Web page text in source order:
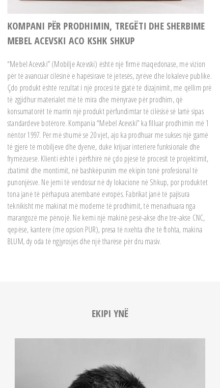
KOMPANI PËR PRODHIMIN, TREGËTI DHE SHERBIME
MEBEL ACEVSKI ACO KSHK SHKUP
“Mebel Acevski” (Mobilje Acevski) është një firmë maqedonase, me vizion
për të avancuar cilësinë e hapësirave të jetesës, zyrëve dhe lokaleve publike.
Çdo produkt është rezultat i një procesi të gjatë të dizajnimit, me qëllim prë
të zgjidhur materialet më të mira dhe mënyrave për prodhim, që
konsumatorët të marrin një produkt përfundimtar të cilësisë së lartë sipas
standardeve botërore. Kompania “Mebel Acevski” ka filluar prodhimin më 1
nëntor 1997. Për më shumë se 20 vjet, ajo ka prodhuar me sukses një gamë
të gjerë të mobiljeve dhe dyerve, duke krijuar interiere funksionale dhe
frymëzuese. Klienti është i përfshirë në çdo pjesë të procesit të projektimit,
zbatimit dhe montimit, në bashkëpunim me ekipin tonë profesional të
punonjësve. Ne jemi të vendosur në dy lokacione në Shkup, por produktet
tona janë të përhapura anembanë evropës. Fabrikat janë të pajisura
teknikisht me makinat më moderne të prodhimit, të menaxhuara nga
marangozë me përvojë. Ne kemi një makinë pesë-akse dhe tre-akse CNC,
qepëse, kantere (me opsion PUR), presa të nxehta dhe të ftohta, makina
BLUM, dy oda të ngjyrosjes dhe një tharëse për dru masiv.
EKIPI YNË